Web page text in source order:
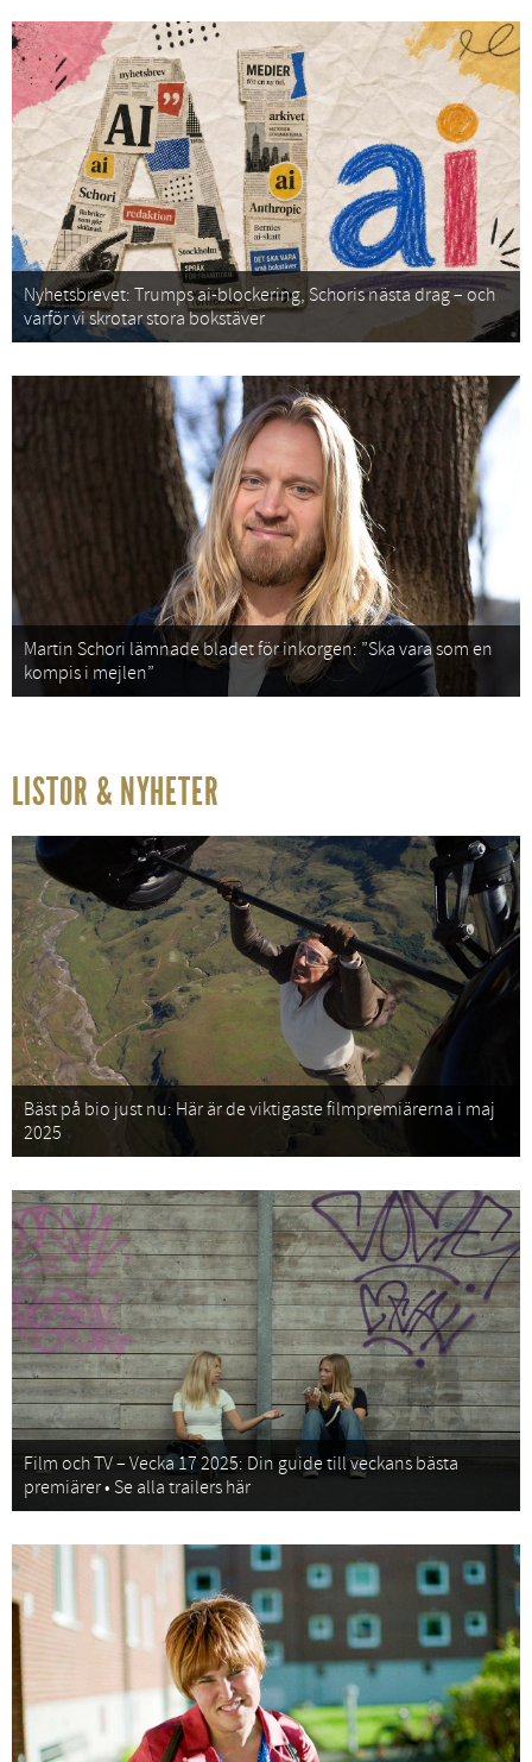
Nyhetsbrevet: Trumps ai-blockering, Schoris nästa drag – och
varför vi skrotar stora bokstäver
Martin Schori lämnade bladet för inkorgen: ”Ska vara som en
kompis i mejlen”
LISTOR & NYHETER
Bäst på bio just nu: Här är de viktigaste filmpremiärerna i maj
2025
Film och TV – Vecka 17 2025: Din guide till veckans bästa
premiärer • Se alla trailers här